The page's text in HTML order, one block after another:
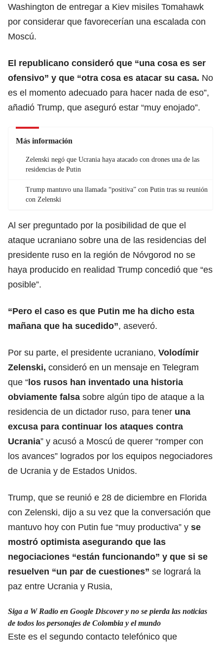
Washington de entregar a Kiev misiles Tomahawk
por considerar que favorecerían una escalada con
Moscú.
El republicano consideró que “una cosa es ser
ofensivo” y que “otra cosa es atacar su casa. No
es el momento adecuado para hacer nada de eso”,
añadió Trump, que aseguró estar “muy enojado”.
Más información
Zelenski negó que Ucrania haya atacado con drones una de las
residencias de Putin
Trump mantuvo una llamada “positiva” con Putin tras su reunión
con Zelenski
Al ser preguntado por la posibilidad de que el
ataque ucraniano sobre una de las residencias del
presidente ruso en la región de Nóvgorod no se
haya producido en realidad Trump concedió que “es
posible”.
“Pero el caso es que Putin me ha dicho esta
mañana que ha sucedido”, aseveró.
Por su parte, el presidente ucraniano, Volodímir
Zelenski, consideró en un mensaje en Telegram
que “los rusos han inventado una historia
obviamente falsa sobre algún tipo de ataque a la
residencia de un dictador ruso, para tener una
excusa para continuar los ataques contra
Ucrania” y acusó a Moscú de querer “romper con
los avances” logrados por los equipos negociadores
de Ucrania y de Estados Unidos.
Trump, que se reunió e 28 de diciembre en Florida
con Zelenski, dijo a su vez que la conversación que
mantuvo hoy con Putin fue “muy productiva” y se
mostró optimista asegurando que las
negociaciones “están funcionando” y que si se
resuelven “un par de cuestiones” se logrará la
paz entre Ucrania y Rusia,
Siga a W Radio en Google Discover y no se pierda las noticias
de todos los personajes de Colombia y el mundo
Este es el segundo contacto telefónico que